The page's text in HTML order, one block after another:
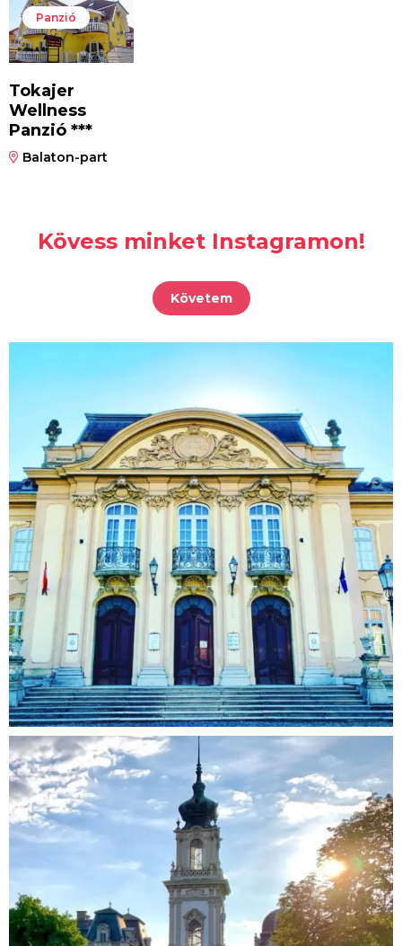
Panzió
Tokajer
Wellness
Panzió ***
Balaton-part
Kövess minket Instagramon!
Követem